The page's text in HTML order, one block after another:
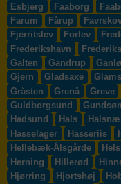
Esbjerg
Faaborg
Farum
Fårup
Fjerritslev
Forlev
Frederikshavn
Galten
Gandrup
Gjern
Gladsaxe
Gråsten
Grenå Greve
Guldborgsund
Hadsund
Hals
Hasselager
Hasseriis
Hellebæk-Ålsgårde
Herning
Hillerød
Hjørring
Hjortshøj